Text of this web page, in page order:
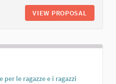
VIEW PROPOSAL
le ragazze e i ragazzi